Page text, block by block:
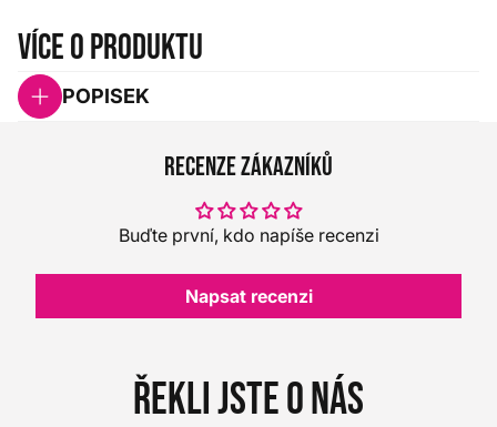
Více o produktu
POPISEK
Recenze zákazníků
Buďte první, kdo napíše recenzi
Napsat recenzi
Řekli jste o nás